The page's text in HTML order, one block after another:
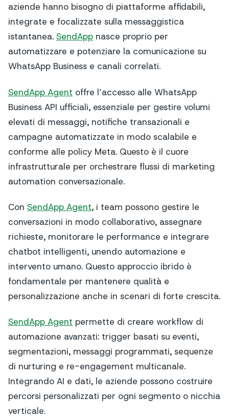
aziende hanno bisogno di piattaforme affidabili,
integrate e focalizzate sulla messaggistica
istantanea. SendApp nasce proprio per
automatizzare e potenziare la comunicazione su
WhatsApp Business e canali correlati.
SendApp Agent offre l’accesso alle WhatsApp
Business API ufficiali, essenziale per gestire volumi
elevati di messaggi, notifiche transazionali e
campagne automatizzate in modo scalabile e
conforme alle policy Meta. Questo è il cuore
infrastrutturale per orchestrare flussi di marketing
automation conversazionale.
Con SendApp Agent, i team possono gestire le
conversazioni in modo collaborativo, assegnare
richieste, monitorare le performance e integrare
chatbot intelligenti, unendo automazione e
intervento umano. Questo approccio ibrido è
fondamentale per mantenere qualità e
personalizzazione anche in scenari di forte crescita.
SendApp Agent permette di creare workflow di
automazione avanzati: trigger basati su eventi,
segmentazioni, messaggi programmati, sequenze
di nurturing e re-engagement multicanale.
Integrando AI e dati, le aziende possono costruire
percorsi personalizzati per ogni segmento o nicchia
verticale.